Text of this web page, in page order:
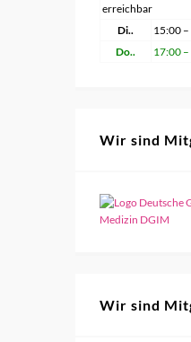
erreichbar
Di..
15:00
Do..
17:00
Wir sind
Wir sind